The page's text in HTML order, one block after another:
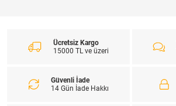
Ücretsiz Kargo
15000 TL ve üzeri
Güvenli İade
14 Gün İade Hakkı